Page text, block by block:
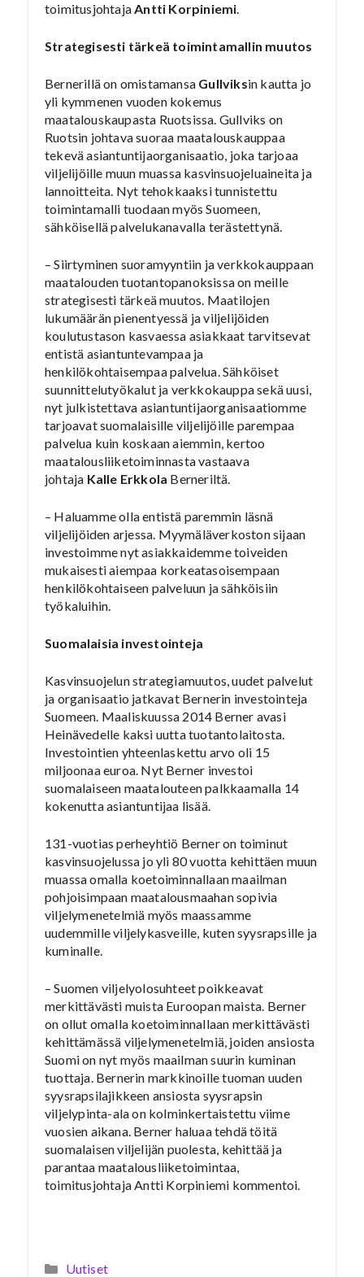
toimitusjohtajaAntti Korpiniemi.
Strategisesti tärkeä toimintamallin muutos
Bernerillä on omistamansa Gullviksin kautta jo
yli kymmenen vuoden kokemus
maatalouskaupasta Ruotsissa. Gullviks on
Ruotsin johtava suoraa maatalouskauppaa
tekevä asiantuntijaorganisaatio, joka tarjoaa
viljelijöille muun muassa kasvinsuojeluaineita ja
lannoitteita. Nyt tehokkaaksi tunnistettu
toimintamalli tuodaan myös Suomeen,
sähköisellä palvelukanavalla terästettynä.
– Siirtyminen suoramyyntiin ja verkkokauppaan
maatalouden tuotantopanoksissa on meille
strategisesti tärkeä muutos. Maatilojen
lukumäärän pienentyessä ja viljelijöiden
koulutustason kasvaessa asiakkaat tarvitsevat
entistä asiantuntevampaa ja
henkilökohtaisempaa palvelua. Sähköiset
suunnittelutyökalut ja verkkokauppa sekä uusi,
nyt julkistettava asiantuntija­organisaatiomme
tarjoavat suomalaisille viljelijöille parempaa
palvelua kuin koskaan aiemmin, kertoo
maatalousliiketoiminnasta vastaava
johtaja Kalle Erkkola Berneriltä.
– Haluamme olla entistä paremmin läsnä
viljelijöiden arjessa. Myymäläverkoston sijaan
investoimme nyt asiakkaidemme toiveiden
mukaisesti aiempaa korkeatasoisempaan
henkilökohtaiseen palveluun ja sähköisiin
työkaluihin.
Suomalaisia investointeja
Kasvinsuojelun strategiamuutos, uudet palvelut
ja organisaatio jatkavat Bernerin investointeja
Suomeen. Maaliskuussa 2014 Berner avasi
Heinävedelle kaksi uutta tuotantolaitosta.
Investointien yhteenlaskettu arvo oli 15
miljoonaa euroa. Nyt Berner investoi
suomalaiseen maatalouteen palkkaamalla 14
kokenutta asiantuntijaa lisää.
131-vuotias perheyhtiö Berner on toiminut
kasvinsuojelussa jo yli 80 vuotta kehittäen muun
muassa omalla koetoiminnallaan maailman
pohjoisimpaan maatalousmaahan sopivia
viljelymenetelmiä myös maassamme
uudemmille viljelykasveille, kuten syysrapsille ja
kuminalle.
– Suomen viljelyolosuhteet poikkeavat
merkittävästi muista Euroopan maista. Berner
on ollut omalla koetoiminnallaan merkittävästi
kehittämässä viljelymenetelmiä, joiden ansiosta
Suomi on nyt myös maailman suurin kuminan
tuottaja. Bernerin markkinoille tuoman uuden
syysrapsilajikkeen ansiosta syysrapsin
viljelypinta-ala on kolminkertaistettu viime
vuosien aikana. Berner haluaa tehdä töitä
suomalaisen viljelijän puolesta, kehittää ja
parantaa maatalousliiketoimintaa,
toimitusjohtaja Antti Korpiniemi kommentoi.
Kategoriat
Uutiset